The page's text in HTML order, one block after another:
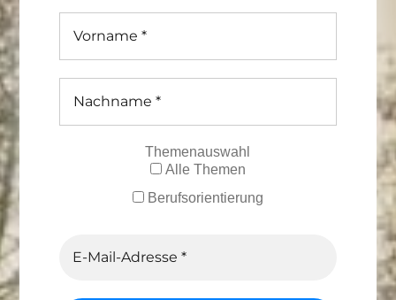
Themenauswahl
Alle Themen
Berufsorientierung